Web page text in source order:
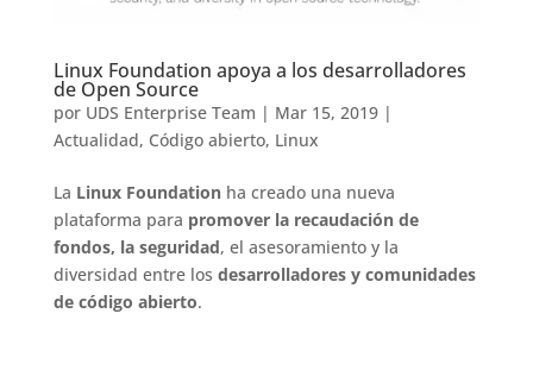
Linux Foundation apoya a los desarrolladores
de Open Source
por UDS Enterprise Team | Mar 15, 2019|
Actualidad, Código abierto, Linux
La Linux Foundationha creado una nueva
plataforma para promover la recaudación de
fondos, la seguridad, el asesoramiento y la
diversidad entre los desarrolladores y comunidades
de código abierto.